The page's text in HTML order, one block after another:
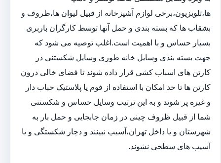
ها،تلویزیون،برخی لوازم آشپزخانه از قبیل لیوان ها،ظروف و
بشقاب ها که بسته بندی و حمل آنها توسط کارگران باربری
بسیار حساس و با اهمیت است.اغلب توصیه می شود که
جهت بسته بندی وسایل خانه طوری وسایل شکستنی در
کارتن های اسباب کشی قرار داده شوند تا فضای خالی درون
کارتن ها تا حد امکان با استفاده از فوم یا پلاستیک حباب دار
و غیره پر شوند و به این ترتیب وسایل حساس و شکستنی
شما از قبیل ظروف چینی در زمان جابجایی و حمل بار به
شهرستان و یا داخل تهران،آسیب نبینند و دچار شکستگی و یا
آسیب های سطحی نشوند.